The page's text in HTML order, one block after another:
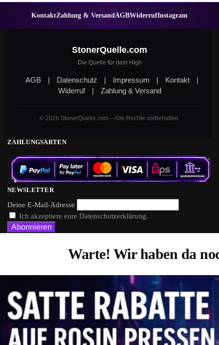
KontaktZahlung & VersandAGBWiderrufInstagram
StonerQuelle.com
Die Quelle für dein High
AGB | Datenschutz | Impressum | Kontakt
|
Widerruf
| Zahlung & Versand
© 2026 StonerQuelle.com – Alle Rechte vorbehalten.
ZAHLUNGSARTEN
NEWSLETTER
Deine E-Mail-Adresse
Ich akzeptiere eure Datenschutzerklärung.
Warte! Wir haben da